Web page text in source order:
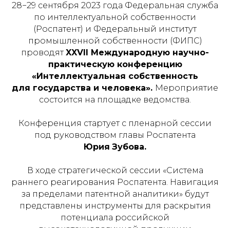
28−29 сентября 2023 года Федеральная служба
по интеллектуальной собственности
(Роспатент) и Федеральный институт
промышленной собственности (ФИПС)
проводятXXVII Международную научно-
практическую конференцию
«Интеллектуальная собственность
для государства и человека». Мероприятие
состоится на площадке ведомства.
Конференция стартует с пленарной сессии
под руководством главы Роспатента
Юрия Зубова.
В ходе стратегической сессии «Система
раннего реагирования Роспатента. Навигация
за пределами патентной аналитики» будут
представлены инструменты для раскрытия
потенциала российской